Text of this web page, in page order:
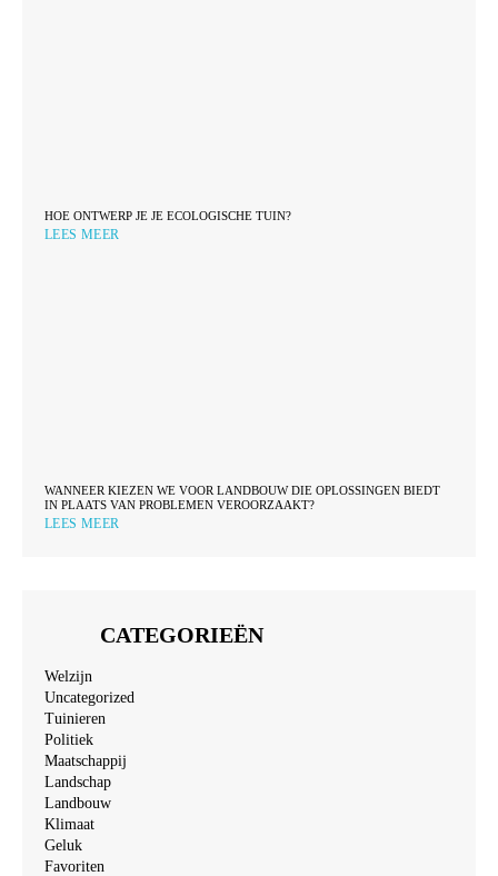
HOE ONTWERP JE JE ECOLOGISCHE TUIN?
LEES MEER
WANNEER KIEZEN WE VOOR LANDBOUW DIE OPLOSSINGEN BIEDT
IN PLAATS VAN PROBLEMEN VEROORZAAKT?
LEES MEER
CATEGORIEËN
Welzijn
Uncategorized
Tuinieren
Politiek
Maatschappij
Landschap
Landbouw
Klimaat
Geluk
Favoriten